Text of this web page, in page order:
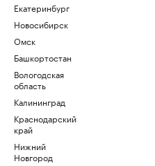
Екатеринбург
Новосибирск
Омск
Башкортостан
Вологодская
область
Калининград
Краснодарский
край
Нижний
Новгород